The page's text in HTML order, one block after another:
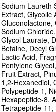
Sodium Laureth
Extract, Glycolic
Gluconolactone,
Sodium
Glycol Laurate,
Betaine, Decyl
Lactic Acid,
Pentylene
Fruit Extract,
1,2-Hexanediol,
Polypeptide-1,
Hexapeptide-8,
Tetrapeptide-